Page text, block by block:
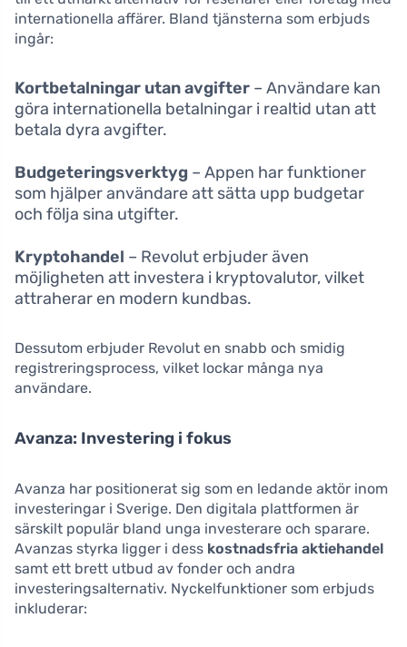
internationella affärer. Bland tjänsterna som erbjuds
ingår:
Kortbetalningar utan avgifter – Användare kan
göra internationella betalningar i realtid utan att
betala dyra avgifter.
Budgeteringsverktyg – Appen har funktioner
som hjälper användare att sätta upp budgetar
och följa sina utgifter.
Kryptohandel – Revolut erbjuder även
möjligheten att investera i kryptovalutor, vilket
attraherar en modern kundbas.
Dessutom erbjuder Revolut en snabb och smidig
registreringsprocess, vilket lockar många nya
användare.
Avanza: Investering i fokus
Avanza har positionerat sig som en ledande aktör inom
investeringar i Sverige. Den digitala plattformen är
särskilt populär bland unga investerare och sparare.
Avanzas styrka ligger i dess kostnadsfria aktiehandel
samt ett brett utbud av fonder och andra
investeringsalternativ. Nyckelfunktioner som erbjuds
inkluderar: